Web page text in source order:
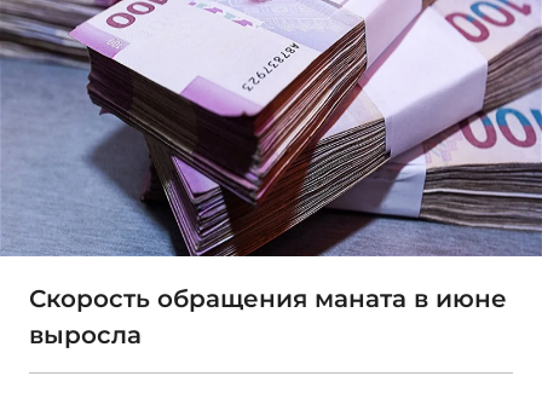
Скорость обращения маната в июне
выросла